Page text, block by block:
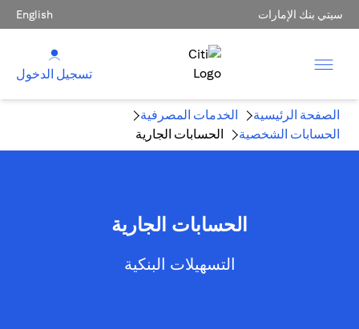
سيتي بنك الإمارات English
تسجيل الدخول
الصفحة الرئيسية
الخدمات المصرفية
الحسابات الشخصية
الحسابات الجارية
الحسابات الجارية
التسهيلات البنكية